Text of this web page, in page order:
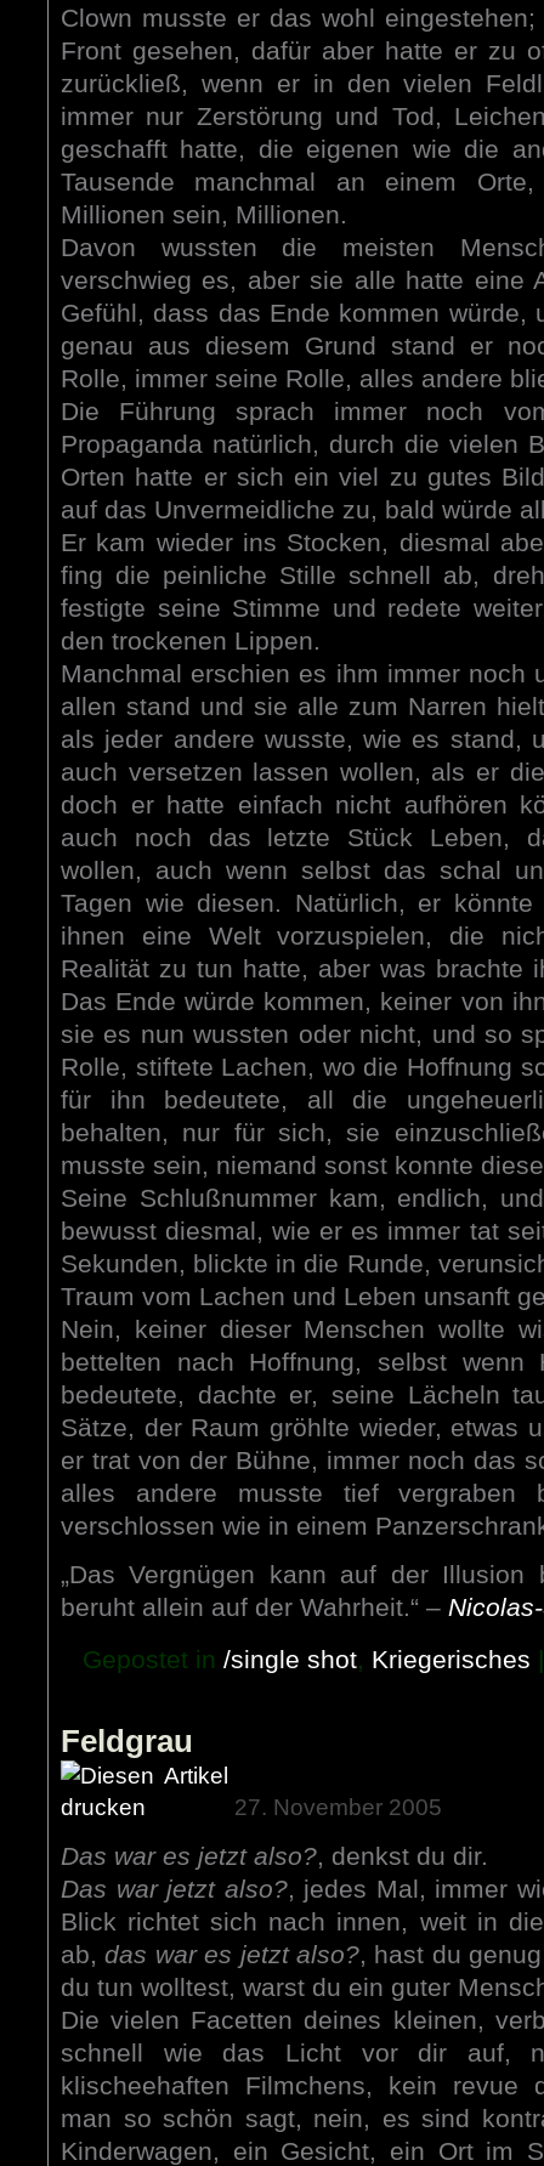
Clown musste er das wohl
Front gesehen, dafür aber hatte er zu
zurückließ, wenn er in den vielen
immer nur Zerstörung und Tod,
geschafft hatte, die eigenen wie die
Tausende manchmal an einem
Millionen sein, Millionen.
Davon wussten die meisten
verschwieg es, aber sie alle hatte eine
Gefühl, dass das Ende kommen würde,
genau aus diesem Grund stand er
Rolle, immer seine Rolle, alles andere
Die Führung sprach immer noch
Propaganda natürlich, durch die vielen
Orten hatte er sich ein viel zu gutes
auf das Unvermeidliche zu, bald würde
Er kam wieder ins Stocken, diesmal
fing die peinliche Stille schnell ab,
festigte seine Stimme und redete
den trockenen Lippen.
Manchmal erschien es ihm immer noch
allen stand und sie alle zum Narren
als jeder andere wusste, wie es stand,
auch versetzen lassen wollen, als er
doch er hatte einfach nicht aufhören
auch noch das letzte Stück Leben,
wollen, auch wenn selbst das schal
Tagen wie diesen. Natürlich, er
ihnen eine Welt vorzuspielen, die
Realität zu tun hatte, aber was brachte
Das Ende würde kommen, keiner von
sie es nun wussten oder nicht, und so
Rolle, stiftete Lachen, wo die Hoffnung
für ihn bedeutete, all die
behalten, nur für sich, sie
musste sein, niemand sonst konnte
Seine Schlußnummer kam, endlich,
bewusst diesmal, wie er es immer tat
Sekunden, blickte in die Runde,
Traum vom Lachen und Leben unsanft
Nein, keiner dieser Menschen wollte
bettelten nach Hoffnung, selbst wenn
bedeutete, dachte er, seine Lächeln
Sätze, der Raum gröhlte wieder, etwas
er trat von der Bühne, immer noch das
alles andere musste tief vergraben
verschlossen wie in einem
„Das Vergnügen kann auf der Illusion
beruht allein auf der Wahrheit.“ –
Gepostet in /single shot, Kriegerisches
Feldgrau
27. November 2005
Das war es jetzt also?, denkst du dir.
Das war jetzt also?, jedes Mal, immer
Blick richtet sich nach innen, weit in
ab,das war es jetzt also?, hast du
du tun wolltest, warst du ein guter
Die vielen Facetten deines kleinen,
schnell wie das Licht vor dir auf,
klischeehaften Filmchens, kein revue
man so schön sagt, nein, es sind
Kinderwagen, ein Gesicht, ein Ort im